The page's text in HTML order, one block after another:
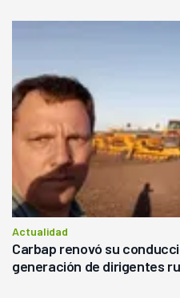
Actualidad
Carbap renovó su
generación de dirigentes